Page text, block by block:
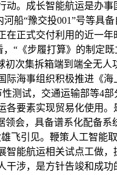
。成长智能航运是办事
船“豫交投001”号等具
正式交付利用的近一
“《步履打算》的制定
次集拆箱端到端全无
海事组织积极推进《
测试，交通运输部等4
要素实现贸易化使用
会，具备谱系化配备
飞引见。鞭策人工智能
能航运相关试点工做，
涉，是方针告竣和成功